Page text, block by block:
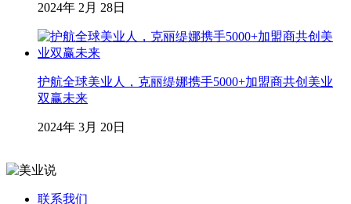
2024年 2月 28日
护航全球美业人，克丽缇娜携手5000+加盟商共创美业
双赢未来
2024年 3月 20日
联系我们